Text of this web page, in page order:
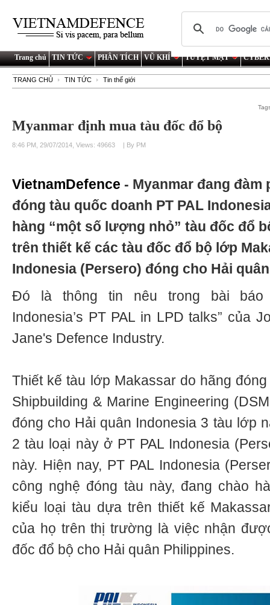
Trang chủ TIN TỨC PHÂN TÍCH VŨ KHÍ TUYỆT MẬT
TRANG CHỦ TIN TỨC Tin thế giới
Myanmar định mua tàu đốc đổ bộ
8:46 PM, 29/07/2014, Views: 49663 | By PM
VietnamDefence - Myanmar đang đàm
đóng tàu quốc doanh PT PAL
hàng “một số lượng nhỏ” tàu đốc đổ
trên thiết kế các tàu đốc đổ bộ lớp
Indonesia (Persero) đóng cho Hải
Đó là thông tin nêu trong bài báo
Indonesia’s PT PAL in LPD talks” của
Jane's Defence Industry.
Thiết kế tàu lớp Makassar do hãng
Shipbuilding & Marine Engineering
đóng cho Hải quân Indonesia 3 tàu lớp
2 tàu loại này ở PT PAL Indonesia
này. Hiện nay, PT PAL Indonesia
công nghệ đóng tàu này, đang chào
kiểu loại tàu dựa trên thiết kế
của họ trên thị trường là việc nhận
đốc đổ bộ cho Hải quân Philippines.